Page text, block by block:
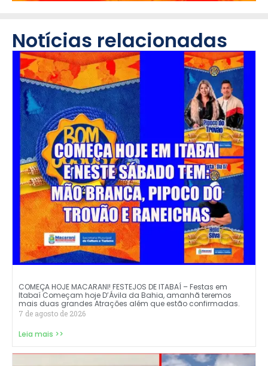
Notícias relacionadas
COMEÇA HOJE MACARANI! FESTEJOS DE ITABAÍ – Festas em
Itabaí Começam hoje D’Ávila da Bahia, amanhã teremos
mais duas grandes Atrações além que estão confirmadas.
7 de agosto de 2026
Leia mais >>